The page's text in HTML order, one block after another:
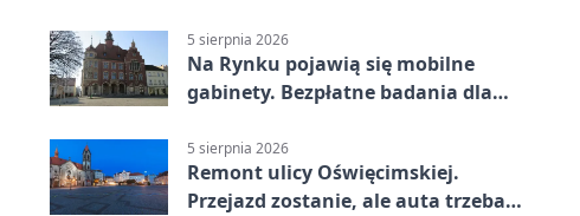
5 sierpnia 2026
Na Rynku pojawią się mobilne
gabinety. Bezpłatne badania dla
5 sierpnia 2026
Remont ulicy Oświęcimskiej.
Przejazd zostanie, ale auta trzeba